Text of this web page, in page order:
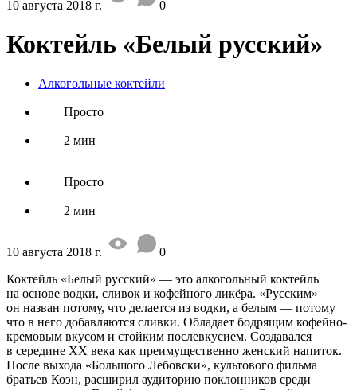
10 августа 2018 г. 0
Коктейль «Белый русский»
Алкогольные коктейли
Просто
2 мин
Просто
2 мин
10 августа 2018 г.
0
Коктейль «Белый русский» — это алкогольный коктейль
на основе водки, сливок и кофейного ликёра. «Русским»
он назван потому, что делается из водки, а белым — потому
что в него добавляются сливки. Обладает бодрящим кофейно-
кремовым вкусом и стойким послевкусием. Создавался
в середине XX века как преимущественно женский напиток.
После выхода «Большого Лебовски», культового фильма
братьев Коэн, расширил аудиторию поклонников среди